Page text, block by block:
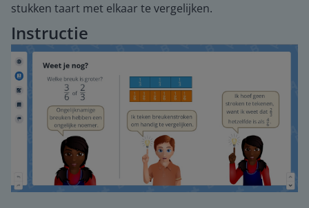
stukken taart met elkaar te vergelijken.
Instructie